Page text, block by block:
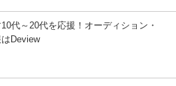
代～20代を応援！オーディション・
Deview